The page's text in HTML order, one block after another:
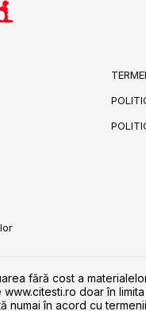
fără cost a
www.citesti.ro doar în
numai în acord cu